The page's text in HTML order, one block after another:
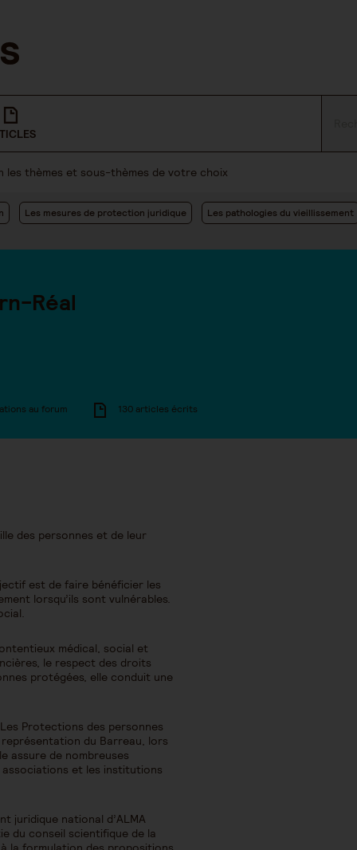
thèmes et sous-thèmes de votre choix
Les mesures de protection juridique Les pathologies du vieillissement
Réal
au forum 130 articles écrits
des personnes et de leur
est de faire bénéficier les
lorsqu’ils sont vulnérables.
médical, social et
le respect des droits
protégées, elle conduit une
Protections des personnes
du Barreau, lors
assure de nombreuses
associations et les institutions
juridique national d’ALMA
du conseil scientifique de la